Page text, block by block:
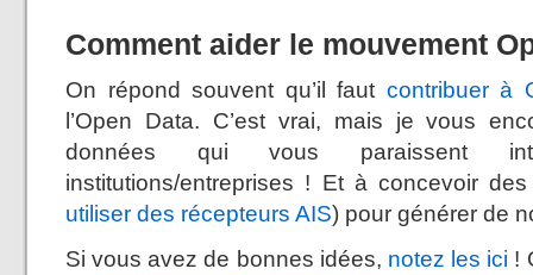
Comment aider le mouvement
On répond souvent qu’il faut contribuer à
l’Open Data. C’est vrai, mais je vous
données qui vous paraissent
institutions/entreprises ! Et à concevoir
utiliser des récepteurs AIS) pour générer de
Si vous avez de bonnes idées, notez les ici !